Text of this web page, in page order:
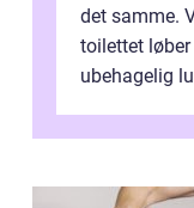
det samme.
toilettet løber
ubehagelig